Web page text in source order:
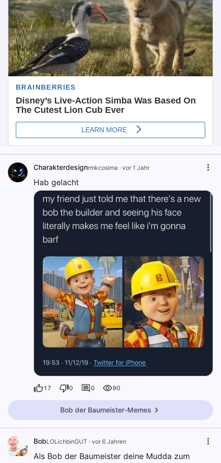
Charakterdesignrmkcosima · vor 1 Jahr
Hab gelacht
17 0 0 90
Bob der Baumeister-Memes
BobLOLichbinGUT · vor 6 Jahren
Als Bob der Baumeister deine Mudda zum